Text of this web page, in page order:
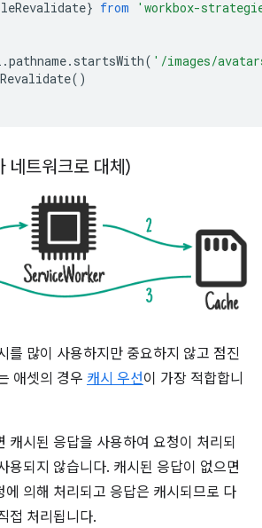
} from 'workbox-
.pathname. startsWith( '/images/
()
네트워크로 대체)
를 많이 사용하지만 중요하지 않고 점진
애셋의 경우 캐시 우선이 가장 적합합니
캐시된 응답을 사용하여 요청이 처리되
용되지 않습니다. 캐시된 응답이 없으면
에 의해 처리되고 응답은 캐시되므로 다
접 처리됩니다.